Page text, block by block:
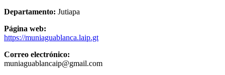
Departamento: Jutiapa
Página web:
https://muniaguablanca.laip.gt
Correo electrónico:
muniaguablancaip@gmail.com